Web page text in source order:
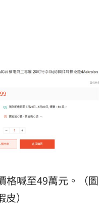
格喊至49萬元。（圖
）